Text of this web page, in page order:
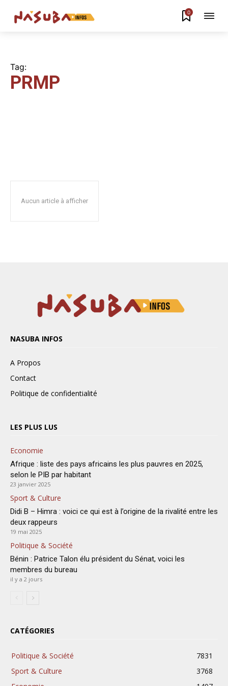
0
Tag:
PRMP
Aucun article à afficher
NASUBA INFOS
A Propos
Contact
Politique de confidentialité
LES PLUS LUS
Economie
Afrique : liste des pays africains les plus pauvres en 2025,
selon le PIB par habitant
23 janvier 2025
Sport & Culture
Didi B – Himra : voici ce qui est à l’origine de la rivalité entre les
deux rappeurs
19 mai 2025
Politique & Société
Bénin : Patrice Talon élu président du Sénat, voici les
membres du bureau
il y a 2 jours
CATÉGORIES
Politique & Société
7831
Sport & Culture
3768